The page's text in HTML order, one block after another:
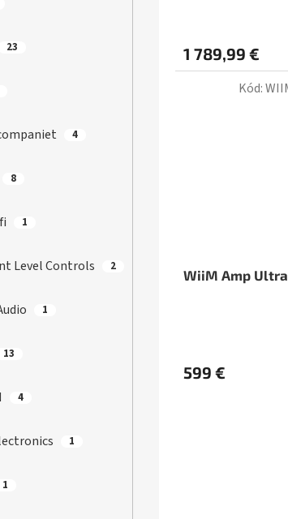
23
4
8
1
Level Controls 2
1
13
4
1
1
1 789,99 €
WiiM Amp
599 €
Kód: